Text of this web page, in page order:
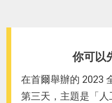
你可以
在首爾舉辦的 2023
第三天，主題是「